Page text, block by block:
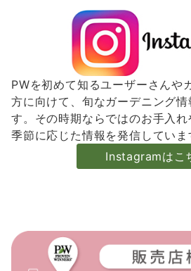
PWを初めて知るユーザーさんや
方に向けて、旬なガーデニング情
す。その時期ならではのお手入
季節に応じた情報を発信していま
Instagramはこ